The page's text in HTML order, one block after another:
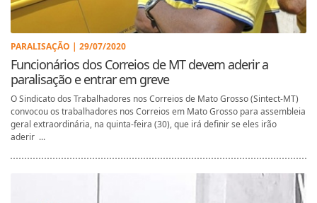
PARALISAÇÃO | 29/07/2020
Funcionários dos Correios de MT devem aderir a
paralisação e entrar em greve
O Sindicato dos Trabalhadores nos Correios de Mato Grosso (Sintect-MT)
convocou os trabalhadores nos Correios em Mato Grosso para assembleia
geral extraordinária, na quinta-feira (30), que irá definir se eles irão
aderir ...